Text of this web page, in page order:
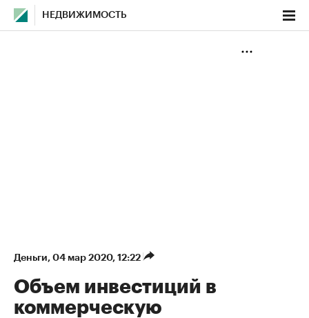
НЕДВИЖИМОСТЬ
Деньги⁠, 04 мар 2020, 12:22
Объем инвестиций в
коммерческую